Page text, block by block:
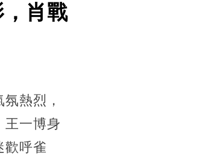
，肖戰
熱烈，
王一博身
歡呼雀